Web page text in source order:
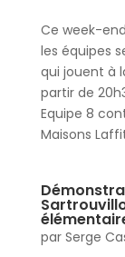
Ce week-
les équipes
qui jouent à
partir de
Equipe 8
Maisons
par Serge